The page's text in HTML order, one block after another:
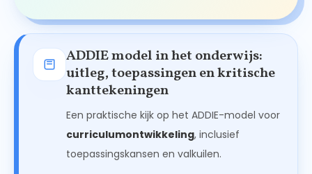
ADDIE model in het onderwijs:
uitleg, toepassingen en kritische
kanttekeningen
Een praktische kijk op het ADDIE-model voor
curriculumontwikkeling, inclusief
toepassingskansen en valkuilen.